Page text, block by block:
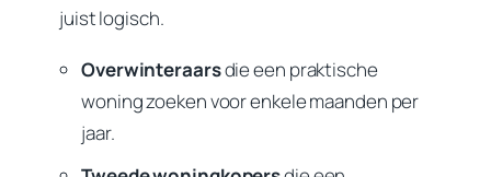
juist logisch.
Overwinteraarsdie een praktische
woning zoeken voor enkele maanden per
jaar.